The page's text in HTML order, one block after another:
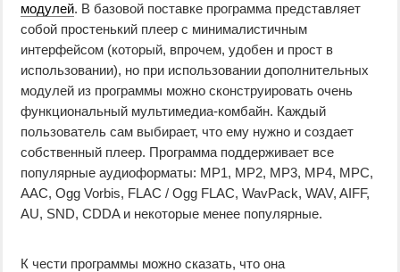
модулей. В базовой поставке программа представляет
собой простенький плеер с минималистичным
интерфейсом (который, впрочем, удобен и прост в
использовании), но при использовании дополнительных
модулей из программы можно сконструировать очень
функциональный мультимедиа-комбайн. Каждый
пользователь сам выбирает, что ему нужно и создает
собственный плеер. Программа поддерживает все
популярные аудиоформаты: MP1, MP2, MP3, MP4, MPC,
AAC, Ogg Vorbis, FLAC / Ogg FLAC, WavPack, WAV, AIFF,
AU, SND, CDDA и некоторые менее популярные.
К чести программы можно сказать, что она